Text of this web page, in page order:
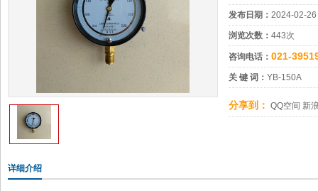
发布日期： 2024-02-26
浏览次数： 443次
咨询电话： 021-
关 键 词： YB-150A
分享到： QQ空间 新
详细介绍